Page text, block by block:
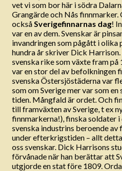
vet vi som bor här i södra
Grangärde och Nås finnmarker.
ocksåSverigefinnarnas dag!
var en av dem. Svenskar är
invandringen som pågått i olika
hundra år skriver Dick
svenska rike som växte fram
var en stor del av befolkningen
svenska Östersjöstäderna var
som om Sverige mer var som
tiden. Mångfald är ordet. Och
till framväxten av Sverige, t ex
finnmarkerna!), finska soldater i
svenska industrins beroende
under efterkrigstiden – allt
oss svenskar. Dick Harrisons
förvånade när han berättar att
utgjorde en stat före 1809.